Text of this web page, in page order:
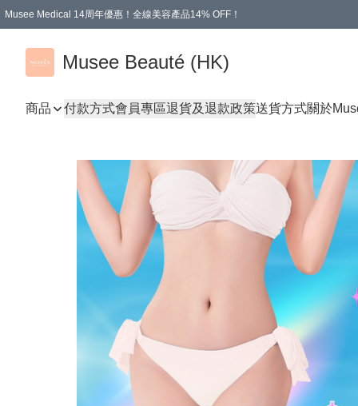
Musee Medical 14周年優惠！全線美容產品14% OFF！
Musee Beauté (HK)
商品 付款方式會員專區退貨及退款政策送貨方式關於